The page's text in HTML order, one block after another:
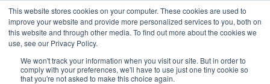
This website stores cookies on your computer. These cookies are used to
improve your website and provide more personalized services to you, both on
this website and through other media. To find out more about the cookies we
use, see our Privacy Policy.
We won't track your information when you visit our site. But in order to
comply with your preferences, we'll have to use just one tiny cookie so
that you're not asked to make this choice again.
Filiali: India USA EN IT